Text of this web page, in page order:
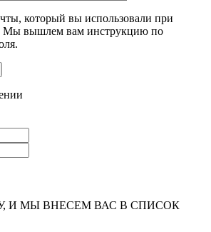
который вы использовали при
Мы вышлем вам инструкцию по
И МЫ ВНЕСЕМ ВАС В СПИСОК